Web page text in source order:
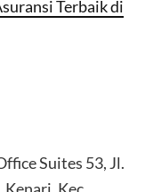
Terbaik di
Suites 53, Jl.